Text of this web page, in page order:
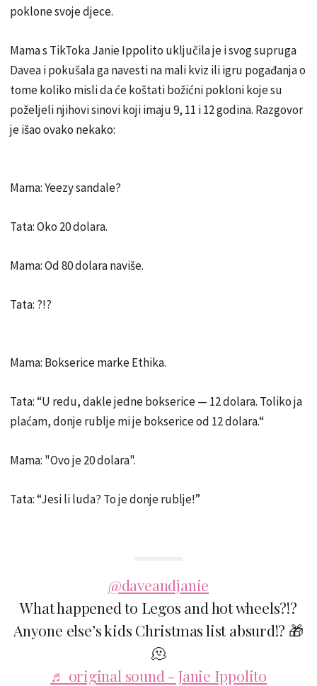
poklone svoje djece.
Mama s TikToka Janie Ippolito uključila je i svog supruga
Davea i pokušala ga navesti na mali kviz ili igru ​​pogađanja o
tome koliko misli da će koštati božićni pokloni koje su
poželjeli njihovi sinovi koji imaju 9, 11 i 12 godina. Razgovor
je išao ovako nekako:
Mama: Yeezy sandale?
Tata: Oko 20 dolara.
Mama: Od 80 dolara naviše.
Tata: ?!?
Mama: Bokserice marke Ethika.
Tata: “U redu, dakle jedne bokserice — 12 dolara. Toliko ja
plaćam, donje rublje mi je bokserice od 12 dolara.“
Mama: "Ovo je 20 dolara".
Tata: “Jesi li luda? To je donje rublje!”
@daveandjanie
What happened to Legos and hot wheels?!?
Anyone else’s kids Christmas list absurd!? 🎁
🫠
♬ original sound - Janie Ippolito